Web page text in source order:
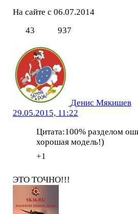
На сайте с 06.07.2014
43
937
Денис Мякишев
29.05.2015, 11:22
Цитата:100% разделом
хорошая модель!)
+1
ЭТО ТОЧНО!!!